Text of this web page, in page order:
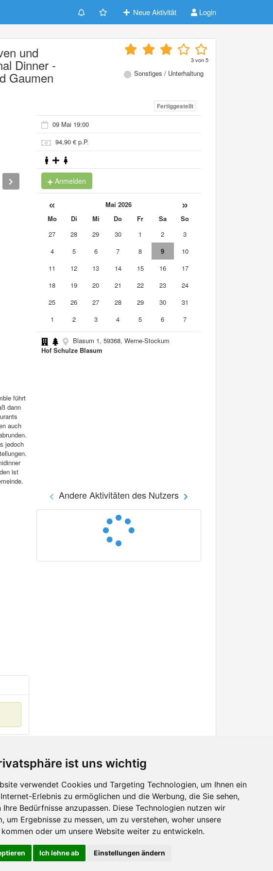
ist uns wichtig
verwendet Cookies und Targeting Technologien, um Ihnen ein
Erlebnis zu ermöglichen und die Werbung, die Sie sehen,
Ihre Bedürfnisse anzupassen. Diese Technologien nutzen wir
um Ergebnisse zu messen, um zu verstehen, woher unsere
kommen oder um unsere Website weiter zu entwickeln.
Ich lehne ab Einstellungen ändern
uns dabei, das Nutzererlebnis zu verbessern. Mit der Nutzung dieser Seite erklären Sie sich damit
Neue Aktivität Login
und
Dinner -
Gaumen
3von5
Sonstiges / Unterhaltung
führt
dann
auch
jedoch
ist
Fertiggestellt
09 Mai 19:00
94,90 € p.P.
Anmelden
« Mai 2026 »
Mo Di Mi Do Fr Sa
So
27
28 29 30 1 2
3
4
5 6 7 8 9
10
11
12 13 14 15 16
17
18
19 20 21 22 23
24
25
26 27 28 29 30
31
1
2 3 4 5 6 7
Blasum 1, 59368, Werne-Stockum
Hof Schulze Blasum
Andere Aktivitäten des Nutzers
Facebook
Twitter
YouTube